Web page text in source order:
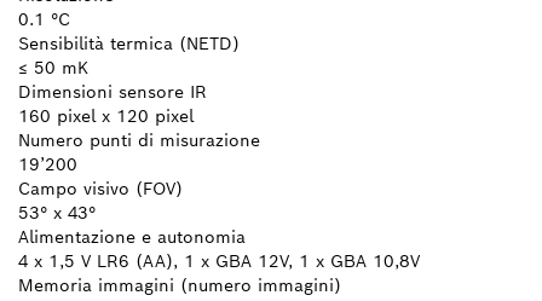
0.1 °C
Sensibilità termica (NETD)
≤ 50 mK
Dimensioni sensore IR
160 pixel x 120 pixel
Numero punti di misurazione
19’200
Campo visivo (FOV)
53° x 43°
Alimentazione e autonomia
4 x 1,5 V LR6 (AA), 1 x GBA 12V, 1 x GBA 10,8V
Memoria immagini (numero immagini)